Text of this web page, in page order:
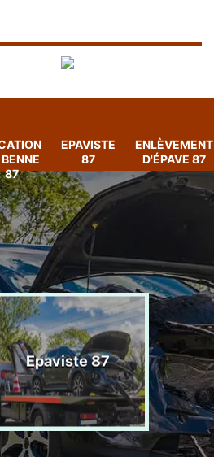
87
EPAVISTE
87
ENLÈVEMENT
D'ÉPAVE 87
Epaviste 87